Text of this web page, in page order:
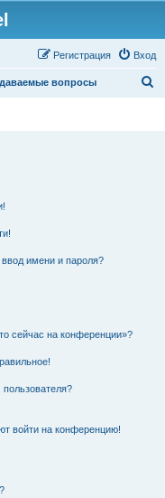
Вход
Регистрация
вопросы
имени и пароля?
сейчас на конференции»?
войти на конференцию!